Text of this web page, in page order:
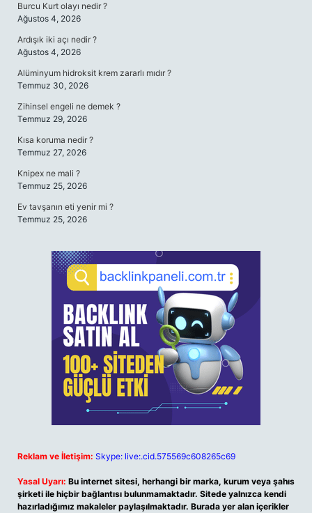
Burcu Kurt olayı nedir ?
Ağustos 4, 2026
Ardışık iki açı nedir ?
Ağustos 4, 2026
Alüminyum hidroksit krem zararlı mıdır ?
Temmuz 30, 2026
Zihinsel engeli ne demek ?
Temmuz 29, 2026
Kısa koruma nedir ?
Temmuz 27, 2026
Knipex ne mali ?
Temmuz 25, 2026
Ev tavşanın eti yenir mi ?
Temmuz 25, 2026
Reklam ve İletişim: Skype: live:.cid.575569c608265c69
Yasal Uyarı: Bu internet sitesi, herhangi bir marka, kurum veya şahıs
şirketi ile hiçbir bağlantısı bulunmamaktadır. Sitede yalnızca kendi
hazırladığımız makaleler paylaşılmaktadır. Burada yer alan içerikler